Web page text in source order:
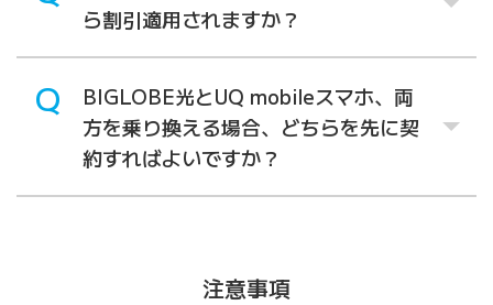
ら割引適用されますか？
BIGLOBE光とUQ mobileスマホ、両
方を乗り換える場合、どちらを先に契
約すればよいですか？
注意事項